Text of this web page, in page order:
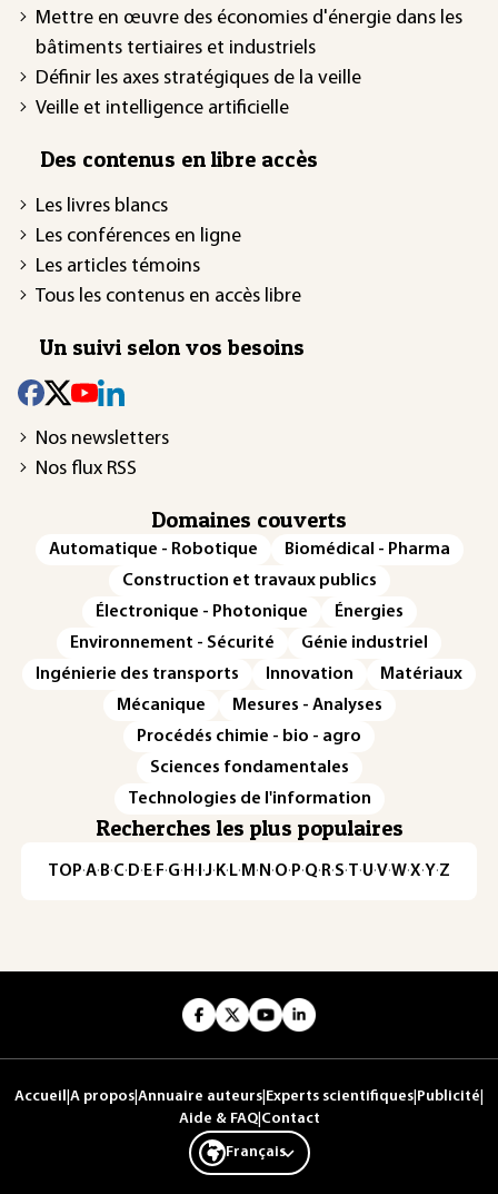
Mettre en œuvre des économies d'énergie dans les
bâtiments tertiaires et industriels
Définir les axes stratégiques de la veille
Veille et intelligence artificielle
Des contenus en libre accès
Les livres blancs
Les conférences en ligne
Les articles témoins
Tous les contenus en accès libre
Un suivi selon vos besoins
Nos newsletters
Nos flux RSS
Domaines couverts
Automatique - Robotique
Biomédical - Pharma
Construction et travaux publics
Électronique - Photonique
Énergies
Environnement - Sécurité
Génie industriel
Ingénierie des transports
Innovation
Matériaux
Mécanique
Mesures - Analyses
Procédés chimie - bio - agro
Sciences fondamentales
Technologies de l'information
Recherches les plus populaires
TOP·A·B·C· D· E· F·G· H · ·J· K· L· M · N ·O· P·Q· R·S·T·U·V·W·X·Y·Z
Accueil A propos Annuaire auteurs Experts scientifiques Publicité
Aide & FAQ| Contact
Français